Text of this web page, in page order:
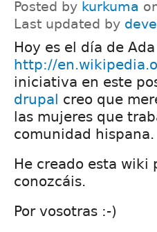
Posted by kurkuma
Last updated by
Hoy es el día de Ada
http://
iniciativa en este
drupal creo que
las mujeres que
comunidad hispana.
He creado esta wiki
conozcáis.
Por vosotras :-)